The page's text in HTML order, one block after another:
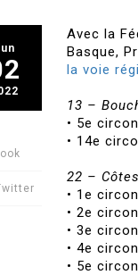
Avec la
Basque,
la voie
13 –
• 5e
• 14e
22 –
• 1e
• 2e
• 3e
• 4e
• 5e